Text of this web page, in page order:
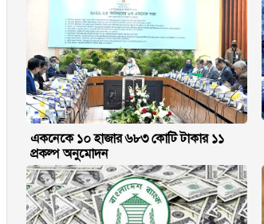
একনেকে ১০ হাজার ৬৮৩ কোটি টাকার ১১
প্রকল্প অনুমোদন